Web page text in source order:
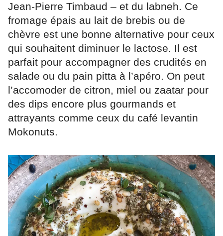
Jean-Pierre Timbaud – et du labneh. Ce
fromage épais au lait de brebis ou de
chèvre est une bonne alternative pour ceux
qui souhaitent diminuer le lactose. Il est
parfait pour accompagner des crudités en
salade ou du pain pitta à l’apéro. On peut
l’accomoder de citron, miel ou zaatar pour
des dips encore plus gourmands et
attrayants comme ceux du café levantin
Mokonuts.